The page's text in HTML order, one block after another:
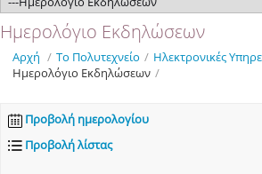
Ημερολόγιο Εκδηλώσεων
Αρχή / Το Πολυτεχνείο / Ηλεκτρονικές
Ημερολόγιο Εκδηλώσεων /
Προβολή ημερολογίου
Προβολή λίστας